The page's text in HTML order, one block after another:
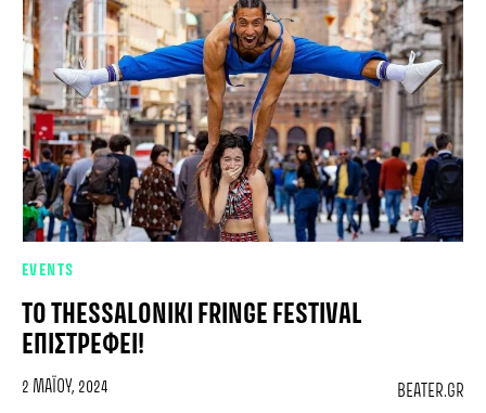
EVENTS
ΤΟ THESSALONIKI FRINGE FESTIVAL
ΕΠΙΣΤΡΈΦΕΙ!
2 ΜΑΪ́ΟΥ, 2024 BEATER.GR